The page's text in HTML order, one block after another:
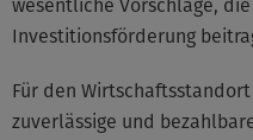
wesentliche Vorschläge,
Investitionsförderung
Für den
zuverlässige und